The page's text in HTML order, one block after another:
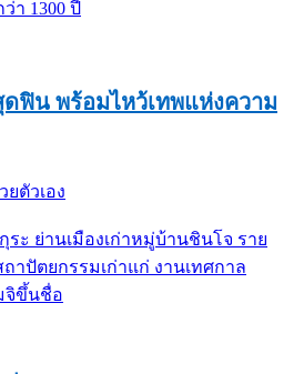
ฟิน พร้อมไหว้เทพแห่งความ
ตัวเอง